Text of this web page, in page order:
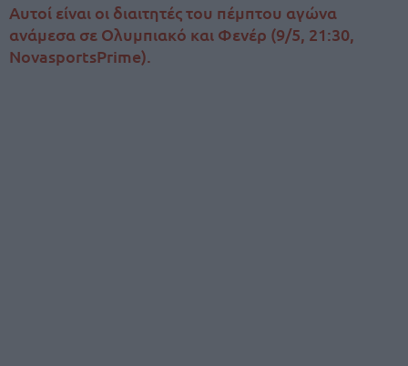
Αυτοί είναι οι διαιτητές του πέμπτου αγώνα
ανάμεσα σε Ολυμπιακό και Φενέρ (9/5, 21:30,
NovasportsPrime).